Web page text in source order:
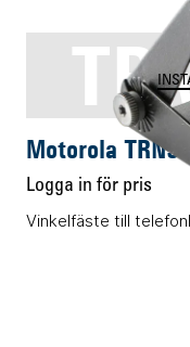
Motorola
Logga in för pris
Vinkelfäste till